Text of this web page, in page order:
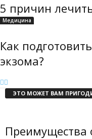
5 причин
Медицина
Как
экзома?
ЭТО МОЖЕТ ВАМ
Преимущества